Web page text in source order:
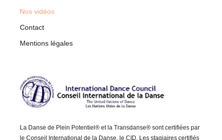
Nos vidéos
Contact
Mentions légales
La Danse de Plein Potentiel® et la Transdanse® sont certifiées par
le Conseil International de la Danse, le CID. Les stagiaires certifiés